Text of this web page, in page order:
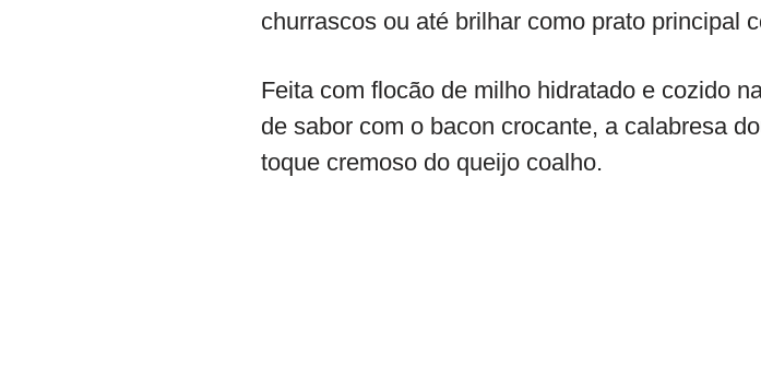
churrascos ou até brilhar como prato principal
Feita com flocão de milho hidratado e cozido
de sabor com o bacon crocante, a calabresa
toque cremoso do queijo coalho.